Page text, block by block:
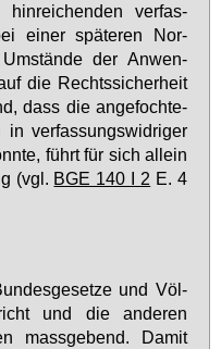
ver­fas­
ei­ner spä­te­ren Nor­
der An­wen­
die Rechts­si­cher­heit
dass die an­ge­foch­te­
ver­fas­sungs­wid­ri­ger
führt für sich al­lein
(vgl. BGE 140 I 2 E. 4
und Völ­
und die an­de­ren
mass­ge­bend. Da­mit